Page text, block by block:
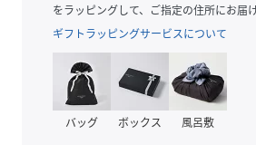
性別タイプ メンズ
本体:ポリエステル100%
リブ:ナイロン100%
をラッピングして、ご指定の住所にお届け
ギフトラッピングサービスについて
バッグ ボックス 風呂敷